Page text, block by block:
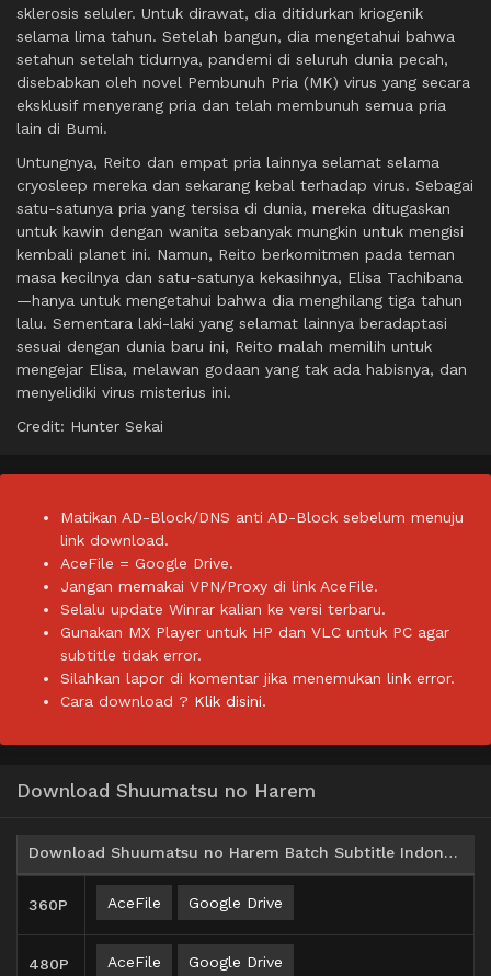
sklerosis seluler. Untuk dirawat, dia ditidurkan kriogenik
selama lima tahun. Setelah bangun, dia mengetahui bahwa
setahun setelah tidurnya, pandemi di seluruh dunia pecah,
disebabkan oleh novel Pembunuh Pria (MK) virus yang secara
eksklusif menyerang pria dan telah membunuh semua pria
lain di Bumi.
Untungnya, Reito dan empat pria lainnya selamat selama
cryosleep mereka dan sekarang kebal terhadap virus. Sebagai
satu-satunya pria yang tersisa di dunia, mereka ditugaskan
untuk kawin dengan wanita sebanyak mungkin untuk mengisi
kembali planet ini. Namun, Reito berkomitmen pada teman
masa kecilnya dan satu-satunya kekasihnya, Elisa Tachibana
—hanya untuk mengetahui bahwa dia menghilang tiga tahun
lalu. Sementara laki-laki yang selamat lainnya beradaptasi
sesuai dengan dunia baru ini, Reito malah memilih untuk
mengejar Elisa, melawan godaan yang tak ada habisnya, dan
menyelidiki virus misterius ini.
Credit: Hunter Sekai
Matikan AD-Block/DNS anti AD-Block sebelum menuju
link download.
AceFile = Google Drive.
Jangan memakai VPN/Proxy di link AceFile.
Selalu update Winrar kalian ke versi terbaru.
Gunakan MX Player untuk HP dan VLC untuk PC agar
subtitle tidak error.
Silahkan lapor di komentar jika menemukan link error.
Cara download ? Klik disini.
Download Shuumatsu no Harem
Download Shuumatsu no Harem Batch Subtitle Indonesia
360P AceFile Google Drive
480P AceFile Google Drive